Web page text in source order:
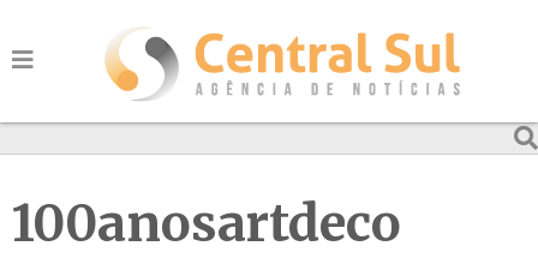
100anosartdeco